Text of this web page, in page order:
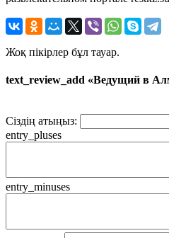
Жоқ пікірлер бұл тауар.
text_review_add «Ведущий в
Сіздің атыңыз:
entry_pluses
entry_minuses